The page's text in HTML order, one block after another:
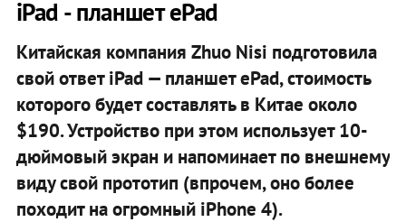
iPad - планшет ePad
Китайская компания Zhuo Nisi подготовила
свой ответ iPad — планшет ePad, стоимость
которого будет составлять в Китае около
$190. Устройство при этом использует 10-
дюймовый экран и напоминает по внешнему
виду свой прототип (впрочем, оно более
походит на огромный iPhone 4).